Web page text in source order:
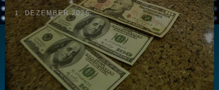
POSTED
ON
1. DEZEMBER 2025